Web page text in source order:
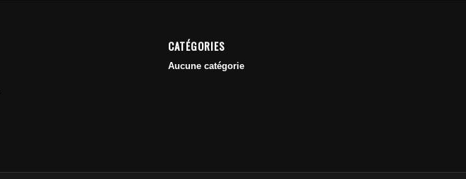
CATÉGORIES
Aucune catégorie